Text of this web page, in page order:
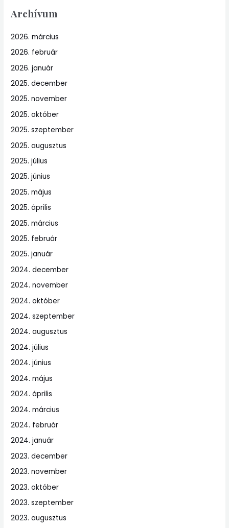
Archívum
2026. március
2026. február
2026. január
2025. december
2025. november
2025. október
2025. szeptember
2025. augusztus
2025. július
2025. június
2025. május
2025. április
2025. március
2025. február
2025. január
2024. december
2024. november
2024. október
2024. szeptember
2024. augusztus
2024. július
2024. június
2024. május
2024. április
2024. március
2024. február
2024. január
2023. december
2023. november
2023. október
2023. szeptember
2023. augusztus